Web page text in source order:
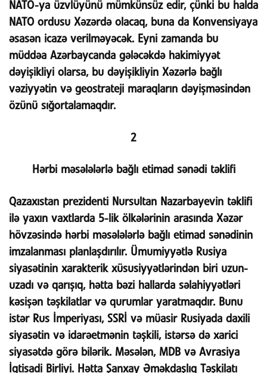
NATO-ya üzvlüyünü mümkünsüz edir, çünki bu halda
NATO ordusu Xəzərdə olacaq, buna da Konvensiyaya
əsasən icazə verilməyəcək. Eyni zamanda bu
müddəa Azərbaycanda gələcəkdə hakimiyyət
dəyişikliyi olarsa, bu dəyişikliyin Xəzərlə bağlı
vəziyyətin və geostrateji maraqların dəyişməsindən
özünü sığortalamaqdır.
2
Hərbi məsələlərlə bağlı etimad sənədi təklifi
Qazaxıstan prezidenti Nursultan Nazarbayevin təklifi
ilə yaxın vaxtlarda 5-lik ölkələrinin arasında Xəzər
hövzəsində hərbi məsələlərlə bağlı etimad sənədinin
imzalanması planlaşdırılır. Ümumiyyətlə Rusiya
siyasətinin xarakterik xüsusiyyətlərindən biri uzun-
uzadı və qarışıq, hətta bəzi hallarda səlahiyyətləri
kəsişən təşkilatlar və qurumlar yaratmaqdır. Bunu
istər Rus İmperiyası, SSRİ və müasir Rusiyada daxili
siyasətin və idarəetmənin təşkili, istərsə də xarici
siyasətdə görə bilərik. Məsələn, MDB və Avrasiya
İqtisadi Birliyi. Hətta Şanxay Əməkdaşlıq Təşkilatı